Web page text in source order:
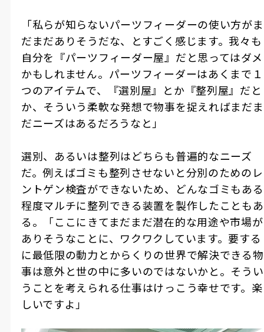
「私らが知らないパーツフィーダーの使い方がま
だまだありそうだな、とすごく感じます。我々も
自分を『パーツフィーダー屋』だと思ってはダメ
かもしれません。パーツフィーダーはあくまで１
つのアイテムで、『選別屋』とか『整列屋』だと
か、そういう柔軟な発想で物事を捉えればまだま
だニーズはあるだろうなと」
選別、あるいは整列はどちらも普遍的なニーズ
だ。例えばゴミも整列させないと分別のためのレ
ントゲン検査ができないため、どんなゴミもある
程度マルチに整列できる装置を製作したこともあ
る。「ここにきてまだまだ潜在的な用途や市場が
ありそうなことに、ワクワクしています。要する
に最低限の動力とからくりの世界で解決できる物
事は意外と世の中に多いのではないかと。そうい
うことを考えられる仕事はけっこう幸せです。楽
しいですよ」